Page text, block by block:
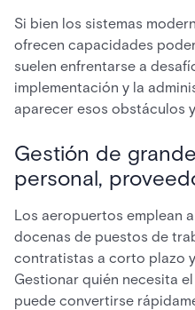
Si bien los sistemas
ofrecen capacidades
suelen enfrentarse a
implementación y la
aparecer esos obstáculos
Gestión de
personal,
Los aeropuertos emplean
docenas de puestos de
contratistas a corto plazo
Gestionar quién necesita
puede convertirse